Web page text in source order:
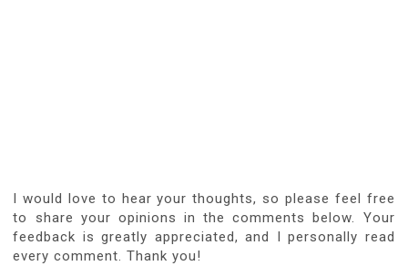
I would love to hear your thoughts, so please feel free
to share your opinions in the comments below. Your
feedback is greatly appreciated, and I personally read
every comment. Thank you!